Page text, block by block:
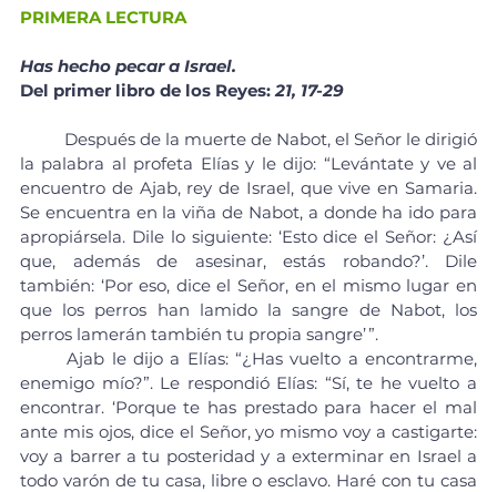
PRIMERA LECTURA
Has hecho pecar a Israel.
Del primer libro de los Reyes: 21, 17-29
la palabra al profeta Elías y le dijo: “Levántate y ve al
encuentro de Ajab, rey de Israel, que vive en Samaria.
Se encuentra en la viña de Nabot, a donde ha ido para
apropiársela. Dile lo siguiente: ‘Esto dice el Señor: ¿Así
que, además de asesinar, estás robando?’. Dile
también: ‘Por eso, dice el Señor, en el mismo lugar en
que los perros han lamido la sangre de Nabot, los
perros lamerán también tu propia sangre’ ”.
	Ajab le dijo a Elías: “¿Has vuelto a encontrarme,
enemigo mío?”. Le respondió Elías: “Sí, te he vuelto a
encontrar. ‘Porque te has prestado para hacer el mal
ante mis ojos, dice el Señor, yo mismo voy a castigarte:
voy a barrer a tu posteridad y a exterminar en Israel a
todo varón de tu casa, libre o esclavo. Haré con tu casa